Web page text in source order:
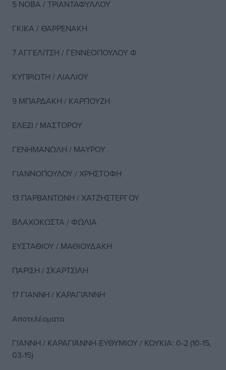
5 ΝΟΒΑ / ΤΡΙΑΝΤΑΦΥΛΛΟΥ
ΓΚΙΚΑ / ΘΑΡΡΕΝΑΚΗ
7 ΑΓΓΕΛΙΤΣΗ / ΓΕΝΝΕΟΠΟΥΛΟΥ Φ
ΚΥΠΡΙΩΤΗ / ΛΙΑΛΙΟΥ
9 ΜΠΑΡΔΑΚΗ / ΚΑΡΠΟΥΖΗ
ΕΛΕΖΙ / ΜΑΣΤΟΡΟΥ
ΓΕΝΗΜΑΝΩΛΗ / ΜΑΥΡΟΥ
ΓΙΑΝΝΟΠΟΥΛΟΥ / ΧΡΗΣΤΟΦΗ
13 ΠΑΡΒΑΝΤΩΝΗ / ΧΑΤΖΗΣΤΕΡΓΟΥ
ΒΛΑΧΟΚΩΣΤΑ / ΦΩΛΙΑ
ΕΥΣΤΑΘΙΟΥ / ΜΑΘΙΟΥΔΑΚΗ
ΠΑΡΙΣΗ / ΣΚΑΡΤΣΙΛΗ
17 ΓΙΑΝΝΗ / ΚΑΡΑΓΙΆΝΝΗ
Αποτελέσματα
ΓΙΑΝΝΗ / ΚΑΡΑΓΙΆΝΝΗ-ΕΥΘΥΜΙΟΥ / ΚΟΥΚΙΑ: 0-2 (10-15,
03-15)